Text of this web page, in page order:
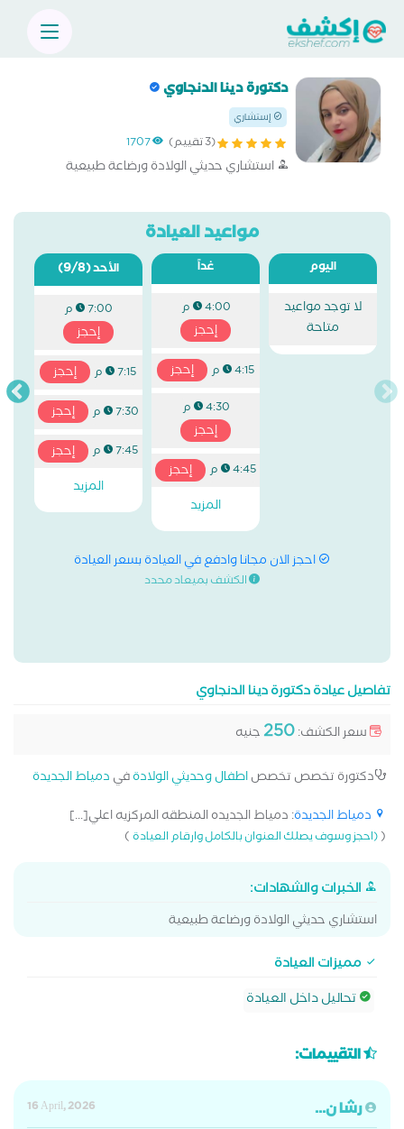
دكتورة دينا الدنجاوي
إستشاري
(3 تقييم) 1707
استشاري حديثي الولادة ورضاعة طبيعية
مواعيد العيادة
اليوم
لا توجد مواعيد
متاحة
غداً
4:00 م
إحجز
4:15 م إحجز
4:30 م
إحجز
4:45 م
إحجز
المزيد
الأحد(9/8)
7:00 م
إحجز
7:15 م إحجز
7:30 م إحجز
7:45 م
إحجز
المزيد
احجز الان مجانا وادفع في العيادة بسعر العيادة
الكشف بميعاد محدد
تفاصيل عيادة دكتورة دينا الدنجاوي
سعر الكشف:250جنيه
دكتورة تخصص تخصصاطفال وحديثي الولادةفي دمياط الجديدة
دمياط الجديدة: دمياط الجديده المنطقه المركزيه اعلي[...]
((احجز وسوف يصلك العنوان بالكامل وارقام العيادة)
الخبرات والشهادات:
استشاري حديثي الولادة ورضاعة طبيعية
مميزات العيادة
تحاليل داخل العيادة
التقييمات:
رشا ن...
16 April, 2026